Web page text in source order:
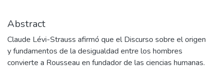
Abstract
Claude Lévi-Strauss afirmó que el Discurso sobre el origen
y fundamentos de la desigualdad entre los hombres
convierte a Rousseau en fundador de las ciencias humanas.